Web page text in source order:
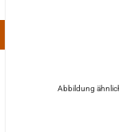
Abbildung